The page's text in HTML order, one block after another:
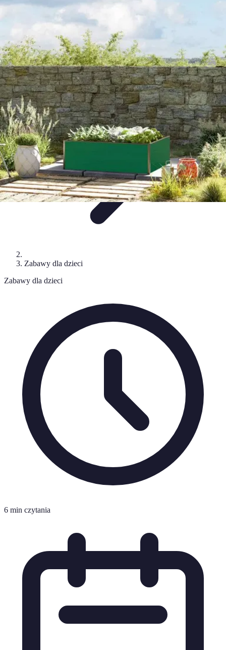
Zabawa i Rozrywka
Zabawy dla dzieci
Zabawy na świeżym
Organizacja imprez Zabawy i Gry
Zabawa i Rozrywka
Zabawy dla dzieci
Zabawy dla dzieci
6 min czytania